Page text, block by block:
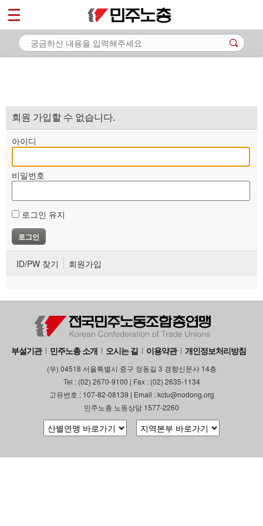
회원 가입할 수 없습니다.
아이디
비밀번호
로그인 유지
ID/PW 찾기 회원가입
부설기관 민주노총 소개 오시는 길 이용약관 개인정보처리방침
(우) 04518 서울특별시 중구 정동길 3 경향신문사 14층
Tel : (02) 2670-9100 | Fax : (02) 2635-1134
고유번호 : 107-82-08139 | Email : kctu@nodong.org
민주노총 노동상담 1577-2260
마이페이지
소개
자료
부설기관